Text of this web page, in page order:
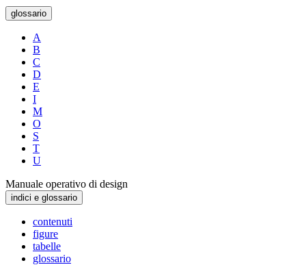
glossario
A
B
C
D
E
I
M
O
S
T
U
Manuale operativo di design
indici e glossario
contenuti
figure
tabelle
glossario